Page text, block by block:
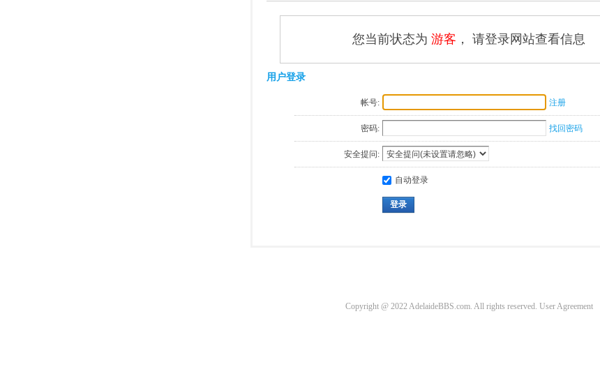
您当前状态为 游客 ， 请登录网站查看信息
用户登录
帐号: 注册
密码: 找回密码
安全提问:
自动登录
登录
Copyright @ 2022 AdelaideBBS.com. All rights reserved. User Agreement